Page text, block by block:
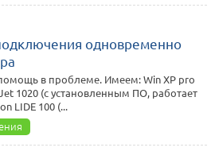
одновременно
в проблеме. Имеем: Win XP pro
1020 (с установленным ПО, работает
LIDE 100 (...